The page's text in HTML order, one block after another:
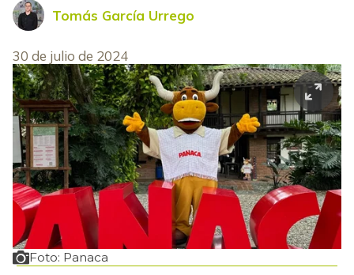
Tomás García Urrego
30 de julio de 2024
Foto: Panaca